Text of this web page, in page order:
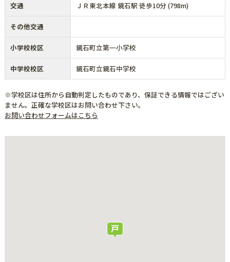
交通 ＪＲ東北本線 鏡石駅 徒歩10分 (798m)
その他交通
小学校校区 鏡石町立第一小学校
中学校校区 鏡石町立鏡石中学校
※学校区は住所から自動判定したものであり、保証できる情報ではござい
ません。正確な学校区はお問い合わせ下さい。
お問い合わせフォームはこちら